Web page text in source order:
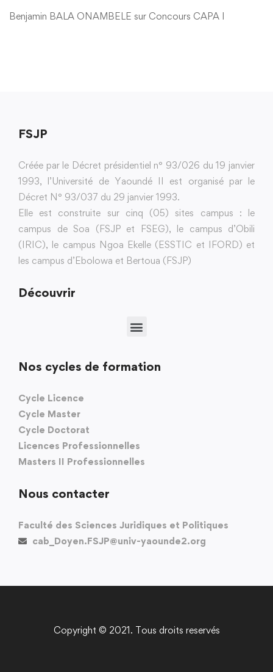
Benjamin BALA ONAMBELE sur Concours CAPA I
FSJP
Créée par le Décret présidentiel n° 93/026 du 19 janvier
1993, l’Université de Yaoundé II est organisé par le
Décret N° 93/037 du 29 janvier 1993.
Elle est construite sur cinq (05) sites campus : le
campus de Soa (FSJP et FSEG), le campus d’Obili
(IRIC), le campus Ngoa Ekelle (ESSTIC et IFORD) et
les campus d’Ebolowa et Bertoua (FSJP)
Découvrir
Nos cycles de formation
Cycle Licence
Cycle Master
Cycle Doctorat
Licences Professionnelles
Masters II Professionnelles
Nous contacter
Faculté des Sciences Juridiques et Politiques
cab_Doyen.FSJP@univ-yaounde2.org
Copyright © 2021. Tous droits reservés